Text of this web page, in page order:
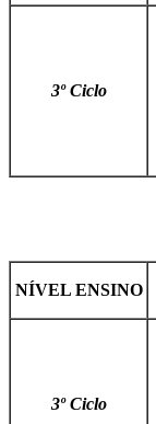
3º Ciclo
NÍVEL ENSINO
3º Ciclo